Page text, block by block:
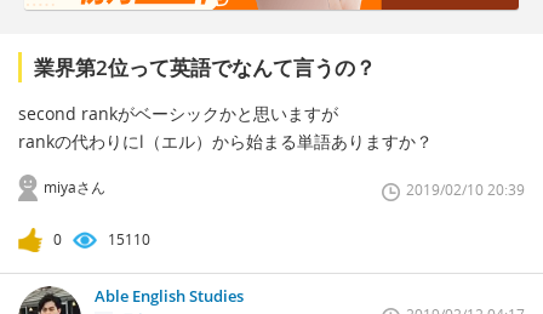
業界第2位って英語でなんて言うの？
second rankがベーシックかと思いますが
rankの代わりにl（エル）から始まる単語ありますか？
miyaさん 2019/02/10 20:39
0 15110
Able English Studies